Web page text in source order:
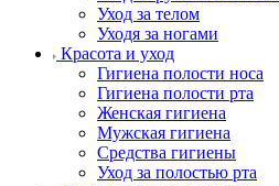
Уход за телом
Уходя за ногами
Красота и уход
Гигиена полости носа
Гигиена полости рта
Женская гигиена
Мужская гигиена
Средства гигиены
Уход за полостью рта